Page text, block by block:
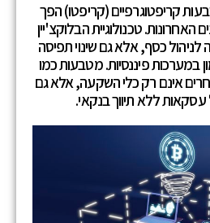
קריפטוגרפיים (קריפטו) הפך
טכנולוגיית הבלוקצ'יין
כסף, אלא גם שינוי תפיסה
במערכות פיננסיות. מטבעות כמו
אינם רק כלי השקעה, אלא גם
עסקאות ללא תיווך בנקאי.